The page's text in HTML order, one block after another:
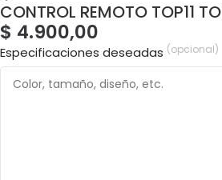
CONTROL REMOTO TOP11
$ 4.900,00
Especificaciones deseadas (opcional)